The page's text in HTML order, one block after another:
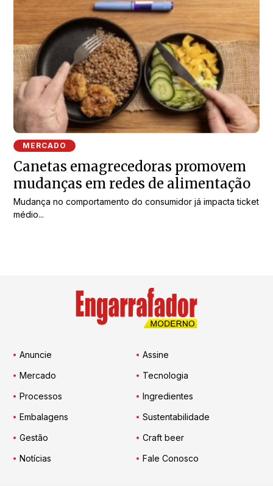
MERCADO
Canetas emagrecedoras promovem
mudanças em redes de alimentação
Mudança no comportamento do consumidor já impacta ticket
médio...
Anuncie
Assine
Mercado
Tecnologia
Processos
Ingredientes
Embalagens
Sustentabilidade
Gestão
Craft beer
Notícias
Fale Conosco